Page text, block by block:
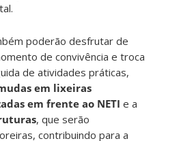
poderão desfrutar de
de convivência e troca
de atividades práticas,
em lixeiras
em frente ao NETI e a
, que serão
contribuindo para a